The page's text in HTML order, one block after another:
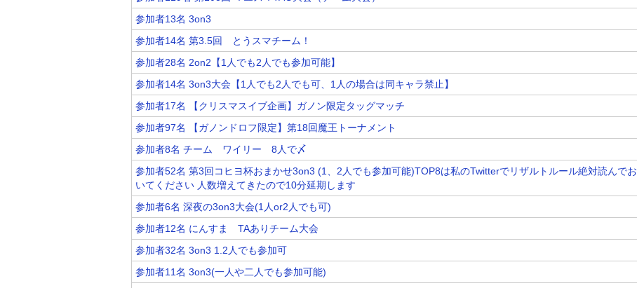
参加者13名 3on3
参加者14名 第3.5回 とうスマチーム！
参加者28名 2on2【1人でも2人でも参加可能】
参加者14名 3on3大会【1人でも2人でも可、1人の場合は同キャラ禁止】
参加者17名 【クリスマスイブ企画】ガノン限定タッグマッチ
参加者97名 【ガノンドロフ限定】第18回魔王トーナメント
参加者8名 チーム ワイリー 8人で〆
参加者52名 第3回コヒヨ杯おまかせ3on3 (1、2人でも参加可能)TOP8は私のTwitterでリザルトルール絶対読んでお
いてください 人数増えてきたので10分延期します
参加者6名 深夜の3on3大会(1人or2人でも可)
参加者12名 にんすま TAありチーム大会
参加者32名 3on3 1.2人でも参加可
参加者11名 3on3(一人や二人でも参加可能)